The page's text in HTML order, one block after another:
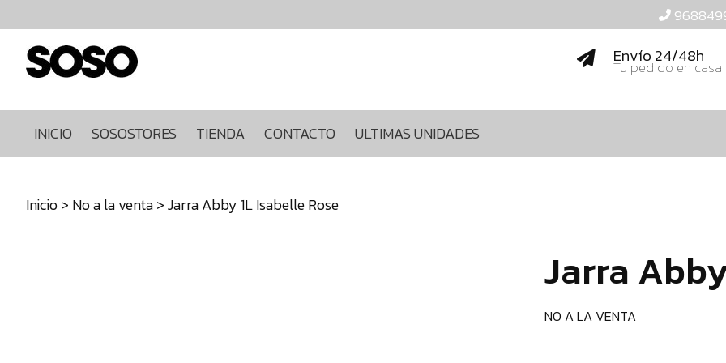
Envío 24/48h
Tu pedido en casa
INICIO SOSOSTORES TIENDA CONTACTO ULTIMAS UNIDADES
Inicio
Sosostores
Contacto
Ultimas
640271930
Inicio> No a la venta> Jarra Abby 1L Isabelle Rose
Jarra
NO A LA VENTA